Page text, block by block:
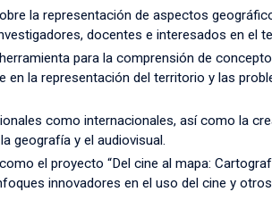
la representación de aspectos
docentes e interesados en el
para la comprensión de
en la representación del territorio y las
como internacionales, así como la
geografía y el audiovisual.
el proyecto “Del cine al mapa:
innovadores en el uso del cine y